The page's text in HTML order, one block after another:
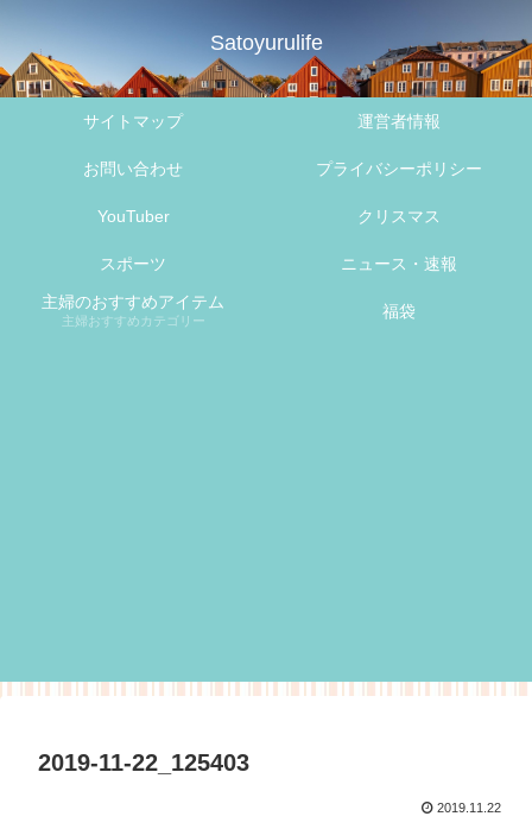
Satoyurulife
サイトマップ 運営者情報
お問い合わせ プライバシーポリシー
YouTuber クリスマス
スポーツ
ニュース・速報
主婦のおすすめアイテム
主婦おすすめカテゴリー 福袋
2019-11-22_125403
2019.11.22